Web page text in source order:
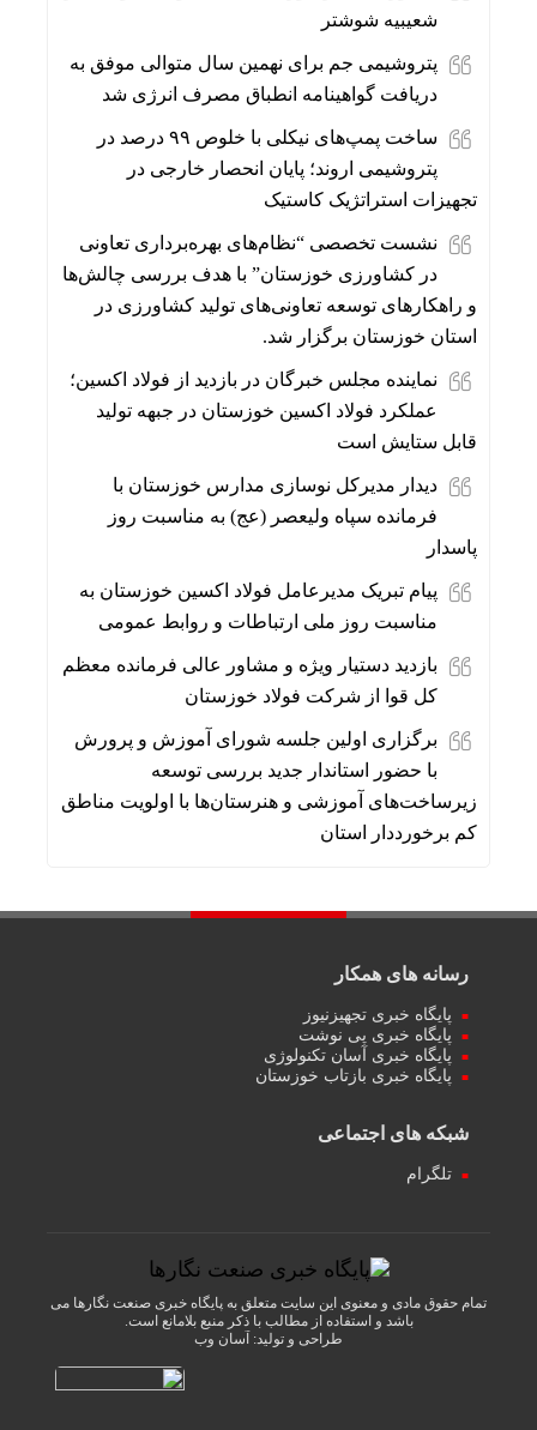
شعیبیه شوشتر
پتروشیمی جم برای نهمین سال متوالی موفق به
دریافت گواهینامه انطباق مصرف انرژی شد
ساخت پمپ‌های نیکلی با خلوص ۹۹ درصد در
پتروشیمی اروند؛ پایان انحصار خارجی در
تجهیزات استراتژیک کاستیک
نشست تخصصی “نظام‌های بهره‌برداری تعاونی
در کشاورزی خوزستان” با هدف بررسی چالش‌ها
و راهکارهای توسعه تعاونی‌های تولید کشاورزی در
استان خوزستان برگزار شد.
نماینده مجلس خبرگان در بازدید از فولاد اکسین؛
عملکرد فولاد اکسین خوزستان در جبهه تولید
قابل ستایش است
دیدار مدیرکل نوسازی مدارس خوزستان با
فرمانده سپاه ولیعصر (عج) به مناسبت روز
پاسدار
پیام تبریک مدیرعامل فولاد اکسین خوزستان به
مناسبت روز ملی ارتباطات و روابط عمومی
بازدید دستیار ویژه و مشاور عالی فرمانده معظم
کل قوا از شرکت فولاد خوزستان
برگزاری اولین جلسه شورای آموزش و پرورش
با حضور استاندار جدید بررسی توسعه
زیرساخت‌های آموزشی و هنرستان‌ها با اولویت مناطق
کم برخورددار استان
رسانه های همکار
پایگاه خبری تجهیزنیوز
پایگاه خبری پی نوشت
پایگاه خبری آسان تکنولوژی
پایگاه خبری بازتاب خوزستان
شبکه های اجتماعی
تلگرام
تمام حقوق مادی و معنوی این سایت متعلق به پایگاه خبری صنعت نگارها می
باشد و استفاده از مطالب با ذکر منبع بلامانع است.
طراحی و تولید: آسان وب